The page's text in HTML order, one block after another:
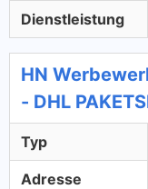
Dienstleistung
HN
- DHL
Typ
Adresse